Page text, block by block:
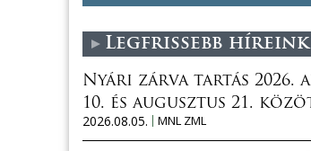
Legfrissebb híreink
Nyári zárva tartás 2026.
10. és augusztus 21.
2026.08.05.
MNL ZML